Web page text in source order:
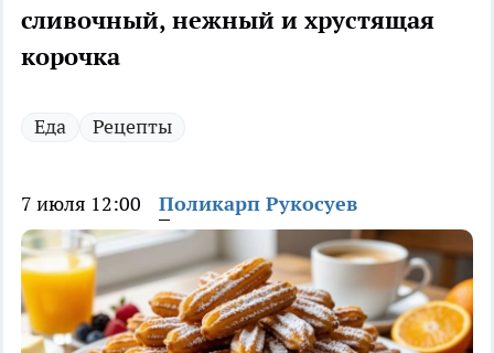
сливочный, нежный и хрустящая
корочка
Еда Рецепты
7 июля 12:00 Поликарп Рукосуев